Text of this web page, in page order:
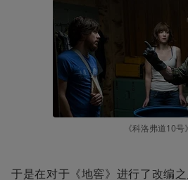
《科洛弗道10号》
于是在对于《地窖》进行了改编